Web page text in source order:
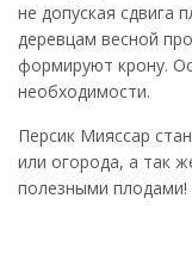
не допуская
деревцам весной
формируют крону.
необходимости.
Персик Мияссар
или огорода, а так
полезными плодами!